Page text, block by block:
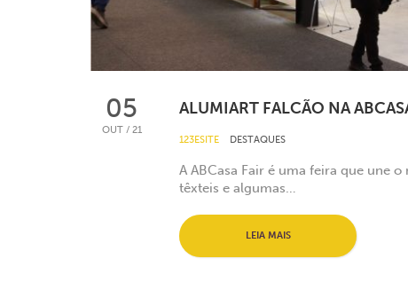
05
OUT / 21
ALUMIART FALCÃO NA
123ESITE DESTAQUES
A ABCasa Fair é uma feira que une
têxteis e algumas…
LEIA MAIS